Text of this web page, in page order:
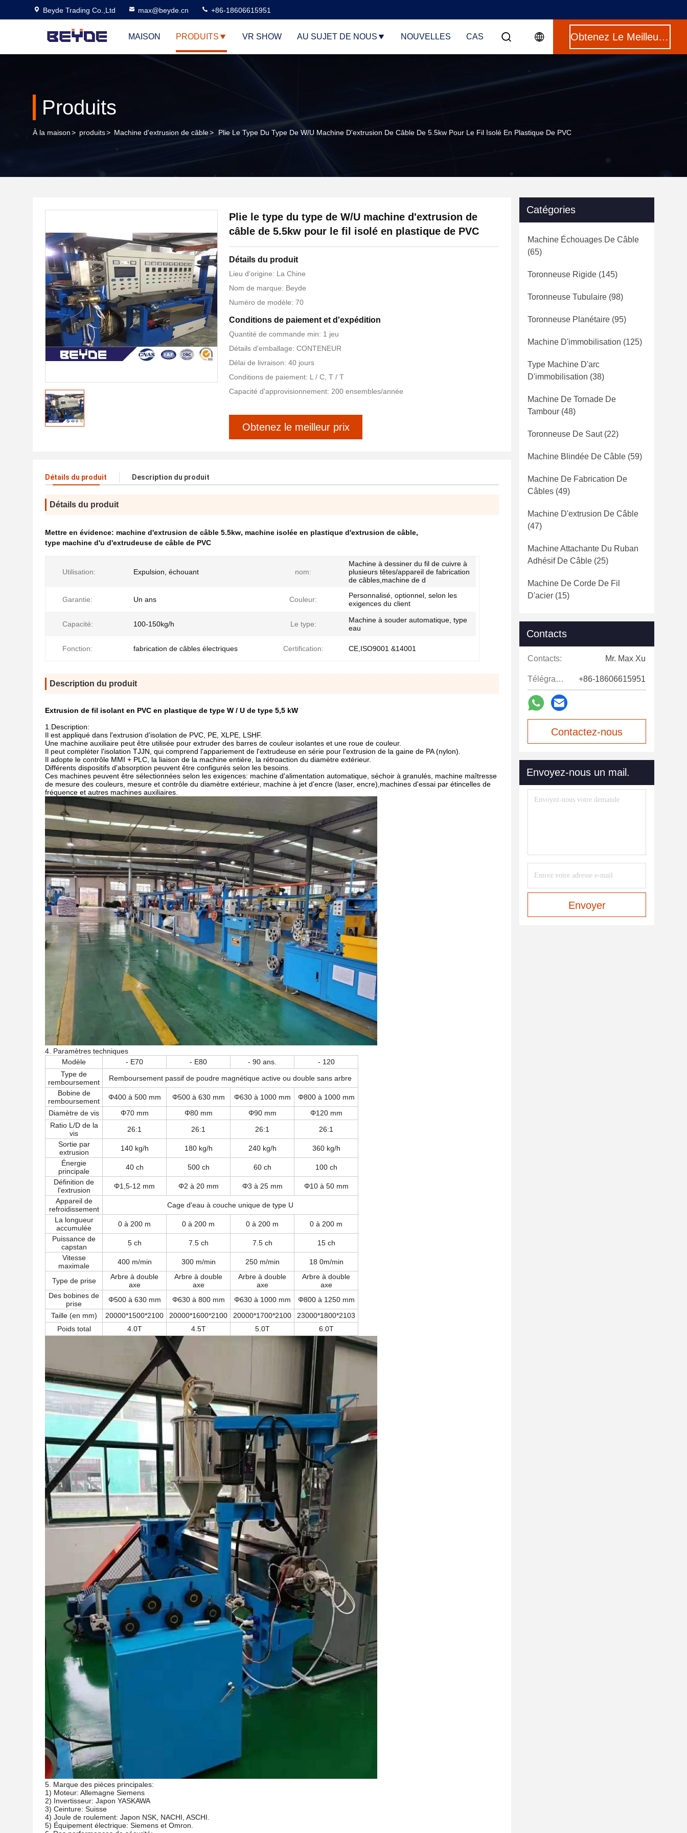
Beyde Trading Co.,Ltd max@beyde.cn +86-18606615951
MAISON PRODUITS VR SHOW AU SUJET DE NOUS NOUVELLES CAS Obtenez Le Meilleur Prix
Produits
À la maison> produits> Machine d'extrusion de câble> Plie Le Type Du Type De W/U Machine D'extrusion De Câble De 5.5kw Pour Le Fil Isolé En Plastique De PVC
Plie le type du type de W/U machine d'extrusion de
câble de 5.5kw pour le fil isolé en plastique de PVC
Détails du produit
Lieu d'origine: La Chine
Nom de marque: Beyde
Numéro de modèle: 70
Conditions de paiement et d'expédition
Quantité de commande min: 1 jeu
Détails d'emballage: CONTENEUR
Délai de livraison: 40 jours
Conditions de paiement: L / C, T / T
Capacité d'approvisionnement: 200 ensembles/année
Obtenez le meilleur prix
Détails du produit Description du produit
Détails du produit
Mettre en évidence: machine d'extrusion de câble 5.5kw, machine isolée en plastique d'extrusion de câble,
type machine d'u d'extrudeuse de câble de PVC
Utilisation: Expulsion, échouant nom:
Machine à dessiner du fil de cuivre à
plusieurs têtes/appareil de fabrication
de câbles,machine de d
Garantie: Un ans Couleur:
Personnalisé, optionnel, selon les
exigences du client
Capacité: 100-150kg/h Le type:
Machine à souder automatique, type
eau
Fonction: fabrication de câbles électriques Certification: CE,ISO9001 &14001
Description du produit
Extrusion de fil isolant en PVC en plastique de type W / U de type 5,5 kW
1.Description:
Il est appliqué dans l'extrusion d'isolation de PVC, PE, XLPE, LSHF.
Une machine auxiliaire peut être utilisée pour extruder des barres de couleur isolantes et une roue de couleur.
Il peut compléter l'isolation TJJN, qui comprend l'appariement de l'extrudeuse en série pour l'extrusion de la gaine de PA (nylon).
Il adopte le contrôle MMI + PLC, la liaison de la machine entière, la rétroaction du diamètre extérieur.
Différents dispositifs d'absorption peuvent être configurés selon les besoins.
Ces machines peuvent être sélectionnées selon les exigences: machine d'alimentation automatique, séchoir à granulés, machine maîtresse
de mesure des couleurs, mesure et contrôle du diamètre extérieur, machine à jet d'encre (laser, encre),machines d'essai par étincelles de
fréquence et autres machines auxiliaires.
4. Paramètres techniques
Modèle
- E70 - E80 - 90 ans.
- 120
Type de
remboursement
Remboursement passif de poudre magnétique active ou double sans arbre
Bobine de
remboursement
Φ400 à 500 mm Φ500 à 630 mm Φ630 à 1000 mm
Φ800 à 1000 mm
Diamètre de vis
Φ70 mm Φ80 mm Φ90 mm
Φ120 mm
Ratio L/D de la
vis
26:1 26:1 26:1
26:1
Sortie par
extrusion
140 kg/h 180 kg/h 240 kg/h
360 kg/h
Énergie
principale
40 ch 500 ch 60 ch
100 ch
Définition de
l'extrusion
Φ1,5-12 mm Φ2 à 20 mm Φ3 à 25 mm
Φ10 à 50 mm
Appareil de
refroidissement
Cage d'eau à couche unique de type U
La longueur
accumulée
0 à 200 m 0 à 200 m 0 à 200 m
0 à 200 m
Puissance de
capstan
5 ch 7.5 ch 7.5 ch
15 ch
Vitesse
maximale
400 m/min 300 m/min 250 m/min 18 0m/min
Type de prise
Arbre à double
axe
Arbre à double
axe
Arbre à double
axe
Arbre à double
axe
Des bobines de
prise
Φ500 à 630 mm Φ630 à 800 mm Φ630 à 1000 mm
Φ800 à 1250 mm
Taille (en mm)
20000*1500*2100 20000*1600*2100 20000*1700*2100
23000*1800*2103
Poids total
4.0T 4.5T 5.0T 6.0T
5. Marque des pièces principales:
1) Moteur: Allemagne Siemens
2) Invertisseur: Japon YASKAWA
3) Ceinture: Suisse
4) Joule de roulement: Japon NSK, NACHI, ASCHI.
5) Équipement électrique: Siemens et Omron.
Catégories
Machine Échouages De Câble
(65)
Toronneuse Rigide (145)
Toronneuse Tubulaire (98)
Toronneuse Planétaire (95)
Machine D'immobilisation (125)
Type Machine D'arc
D'immobilisation (38)
Machine De Tornade De
Tambour (48)
Toronneuse De Saut(22)
Machine Blindée De Câble (59)
Machine De Fabrication De
Câbles (49)
Machine D'extrusion De Câble
(47)
Machine Attachante Du Ruban
Adhésif De Câble (25)
Machine De Corde De Fil
D'acier (15)
Contacts
Contacts: Mr. Max Xu
Télégramme: +86-18606615951
Contactez-nous
Envoyez-nous un mail.
Envoyer